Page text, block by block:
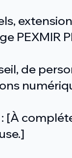
PEXMIR
de
[À